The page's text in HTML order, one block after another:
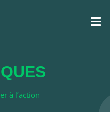
à l’action